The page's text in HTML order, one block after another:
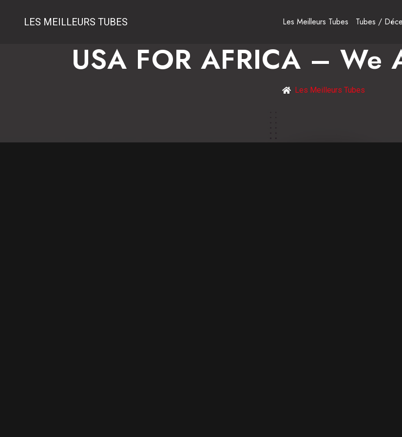
LES MEILLEURS TUBES Les Meilleurs Tubes Tubes /
USA FOR AFRICA – We
Les Meilleurs Tubes